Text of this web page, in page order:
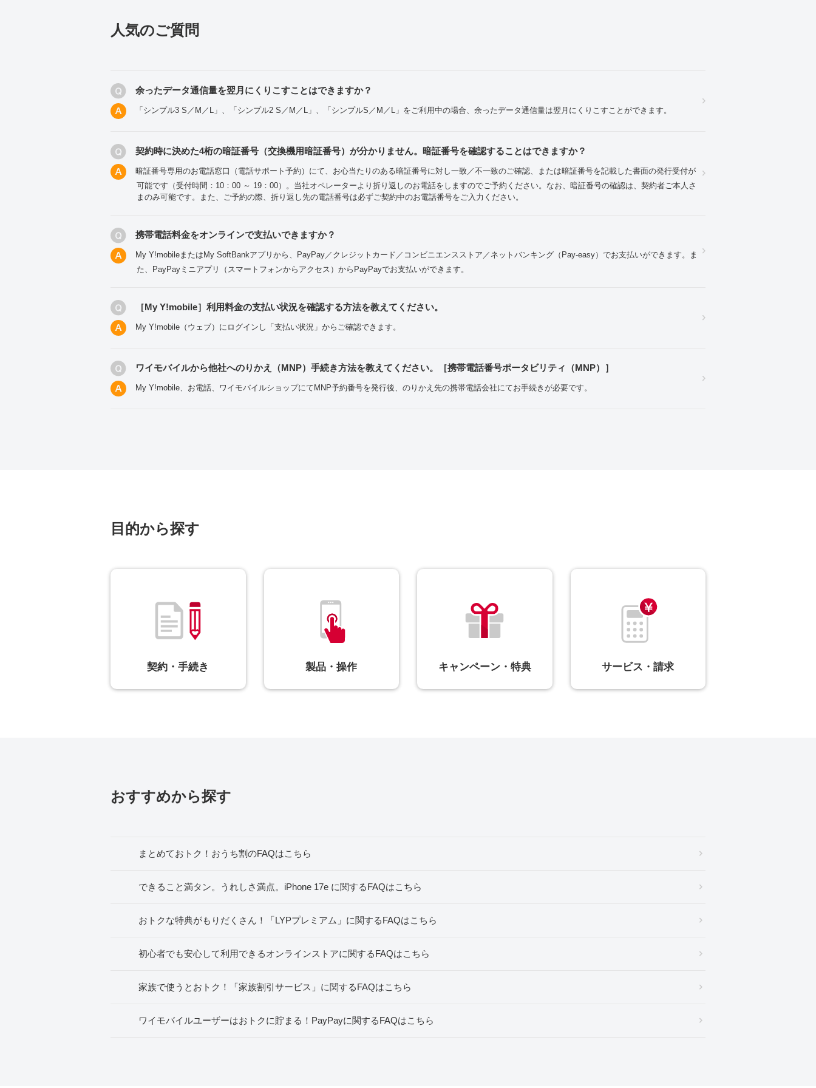
人気のご質問
余ったデータ通信量を翌月にくりこすことはできますか？
「シンプル3 S／M／L」、「シンプル2 S／M／L」、「シンプルS／M／L」をご利用中の場合、余ったデータ通信量は翌月にくりこすことができます。
契約時に決めた4桁の暗証番号（交換機用暗証番号）が分かりません。暗証番号を確認することはできますか？
暗証番号専用のお電話窓口（電話サポート予約）にて、お心当たりのある暗証番号に対し一致／不一致のご確認、または暗証番号を記載した書面の発行受付が
可能です（受付時間：10：00 ～ 19：00）。当社オペレーターより折り返しのお電話をしますのでご予約ください。なお、暗証番号の確認は、契約者ご本人さ
まのみ可能です。また、ご予約の際、折り返し先の電話番号は必ずご契約中のお電話番号をご入力ください。
携帯電話料金をオンラインで支払いできますか？
My Y!mobileまたはMy SoftBankアプリから、PayPay／クレジットカード／コンビニエンスストア／ネットバンキング（Pay-easy）でお支払いができます。ま
た、PayPayミニアプリ（スマートフォンからアクセス）からPayPayでお支払いができます。
［My Y!mobile］利用料金の支払い状況を確認する方法を教えてください。
My Y!mobile（ウェブ）にログインし「支払い状況」からご確認できます。
ワイモバイルから他社へのりかえ（MNP）手続き方法を教えてください。［携帯電話番号ポータビリティ（MNP）］
My Y!mobile、お電話、ワイモバイルショップにてMNP予約番号を発行後、のりかえ先の携帯電話会社にてお手続きが必要です。
目的から探す
契約・手続き 製品・操作 キャンペーン・特典 サービス・請求
おすすめから探す
まとめておトク！おうち割のFAQはこちら
できること満タン。うれしさ満点。iPhone 17e に関するFAQはこちら
おトクな特典がもりだくさん！「LYPプレミアム」に関するFAQはこちら
初心者でも安心して利用できるオンラインストアに関するFAQはこちら
家族で使うとおトク！「家族割引サービス」に関するFAQはこちら
ワイモバイルユーザーはおトクに貯まる！PayPayに関するFAQはこちら